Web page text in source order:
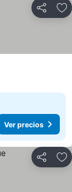
Compartir
Ver precios
Compartir